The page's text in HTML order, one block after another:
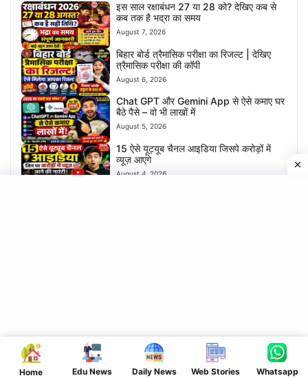
Home Edu News Daily News Web Stories Whatsapp
इस साल रक्षाबंधन 27 या 28 को? देखिए कब से
कब तक है भद्रा का समय
August 7, 2026
बिहार बोर्ड त्रैमासिक परीक्षा का रिजल्ट | देखिए
त्रैमासिक परीक्षा की कॉपी
August 6, 2026
Chat GPT और Gemini App से ऐसे कमाए घर
बैठे पैसे – वो भी लाखों में
August 5, 2026
15 ऐसे यूट्यूब चैनल आइडिया जिसपे करोड़ों में
व्यूज़ आएंगे
August 4, 2026
July 30, 2026